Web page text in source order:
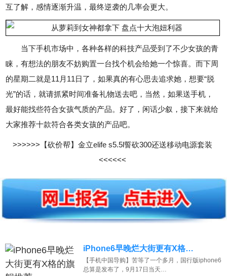
互了解，感情逐渐升温，最终逆袭的几率会更大。
当下手机市场中，各种各样的科技产品受到了不少女孩的青
睐，有想法的朋友不妨购置一台找个机会给她一个惊喜。而下周
的星期二就是11月11日了，如果真的有心思去追求她，想要“脱
光”的话，就请抓紧时间准备礼物送去吧，当然，如果送手机，
最好能找些符合女孩气质的产品。好了，闲话少叙，接下来就给
大家推荐十款符合各类女孩的产品吧。
>>>>>>【砍价帮】金立elife s5.5l誓砍300还送移动电源套装
<<<<<<
iPhone6早晚烂大街更有X格…
【手机中国导购】苦等了一个多月，国行版iphone6
总算是发布了，9月17日当天…